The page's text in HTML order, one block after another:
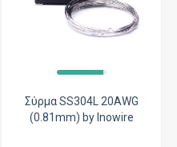
Σύρμα SS304L 20AWG
(0.81mm) by Inowire